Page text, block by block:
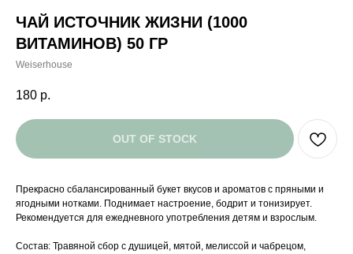
ЧАЙ ИСТОЧНИК ЖИЗНИ (1000
ВИТАМИНОВ) 50 ГР
Weiserhouse
180 р.
OUT OF STOCK
Прекрасно сбалансированный букет вкусов и ароматов с пряными и
ягодными нотками. Поднимает настроение, бодрит и тонизирует.
Рекомендуется для ежедневного употребления детям и взрослым.
Состав: Травяной сбор с душицей, мятой, мелиссой и чабрецом,